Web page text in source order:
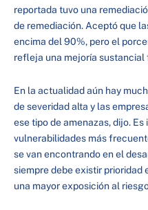
reportada tuvo una
de remediación. Aceptó que
encima del 90%, pero el
refleja una mejoría
En la actualidad aún hay
de severidad alta y las
ese tipo de amenazas, dijo.
vulnerabilidades más
se van encontrando en el
siempre debe existir prioridad
una mayor exposición al